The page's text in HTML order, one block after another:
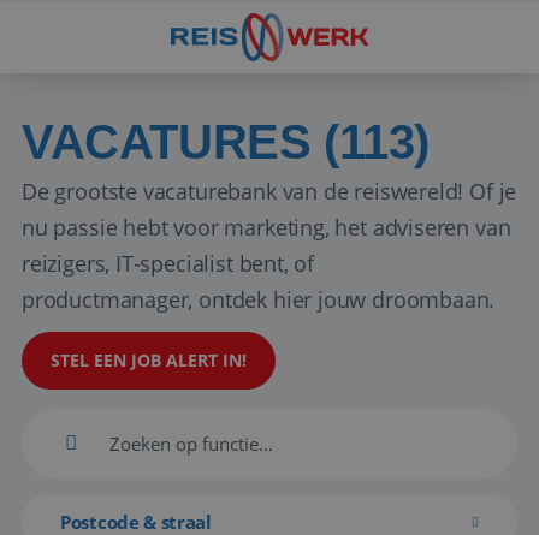
VACATURES (113)
De grootste vacaturebank van de reiswereld! Of je
nu passie hebt voor marketing, het adviseren van
reizigers, IT-specialist bent, of
productmanager, ontdek hier jouw droombaan.
STEL EEN JOB ALERT IN!
Postcode & straal